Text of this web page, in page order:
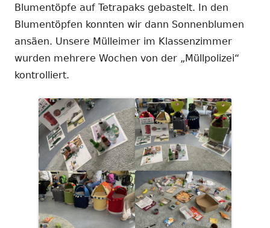
Blumentöpfe auf Tetrapaks gebastelt. In den
Blumentöpfen konnten wir dann Sonnenblumen
ansäen. Unsere Mülleimer im Klassenzimmer
wurden mehrere Wochen von der „Müllpolizei“
kontrolliert.